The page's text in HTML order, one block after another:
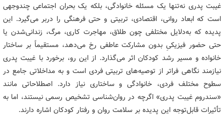
غیبت پدری نه‌تنها یک مسئله خانوادگی، بلکه یک بحران اجتماعی چندوجهی
است که ابعاد روانی، اقتصادی، تربیتی و حتی فرهنگی را دربر می‌گیرد. این
پدیده که به‌دلایل مختلفی چون طلاق، مهاجرت کاری، مرگ، زندانی‌شدن یا
حتی حضور فیزیکیِ بدون مشارکت عاطفی رخ می‌دهد، مستقیماً بر ساختار
خانواده و مسیر رشد کودکان اثر می‌گذارد. از این رو، برخورد با غیبت پدری
نیازمند نگاهی فراتر از توصیه‌های تربیتی فردی است و به مداخلاتی جامع در
سطوح مختلف فردی، خانوادگی و ساختاری نیاز دارد. اصطلاحاتی مانند
«سندروم غیبت پدری» اگرچه در روان‌شناسی تشخیص رسمی نیستند، اما به
تأثیرات قابل‌توجه این پدیده بر سلامت روان و رفتار کودکان اشاره دارند.